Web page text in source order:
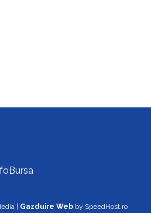
| Gazduire Web by SpeedHost.ro